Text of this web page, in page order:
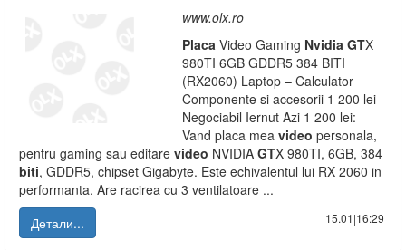
www.olx.ro
Placa Video Gaming Nvidia GTX
980TI 6GB GDDR5 384 BITI
(RX2060) Laptop – Calculator
Componente si accesorii 1 200 lei
Negociabil Iernut Azi 1 200 lei:
Vand placa mea video personala,
pentru gaming sau editare video NVIDIA GTX 980TI, 6GB, 384
biti, GDDR5, chipset Gigabyte. Este echivalentul lui RX 2060 in
performanta. Are racirea cu 3 ventilatoare ...
Детали...
15.01|16:29